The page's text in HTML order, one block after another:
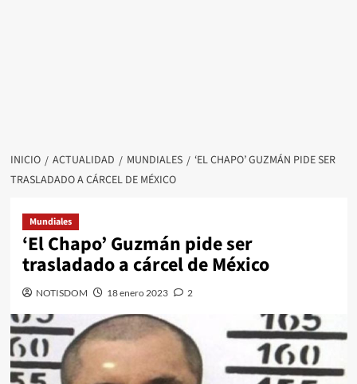
INICIO ACTUALIDAD MUNDIALES
‘EL CHAPO’ GUZMÁN PIDE SER
TRASLADADO A CÁRCEL DE MÉXICO
Mundiales
‘El Chapo’ Guzmán pide ser
trasladado a cárcel de México
NOTISDOM 18 enero 2023 2